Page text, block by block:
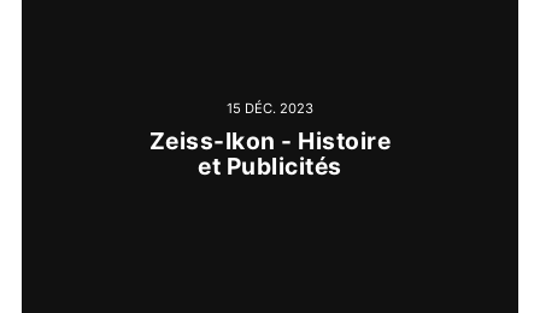
15 DÉC. 2023
Zeiss-Ikon - Histoire
et Publicités